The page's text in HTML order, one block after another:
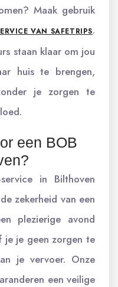
Maak gebruik
VAN SAFETRIPS.
staan klaar om jou
huis te brengen,
je zorgen te
een BOB
in Bilthoven
zekerheid van een
plezierige avond
je je geen zorgen te
je vervoer. Onze
een veilige